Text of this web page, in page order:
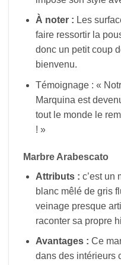
À noter : Les
faire ressortir la
donc un petit coup
bienvenu.
Témoignage : «
Marquina est
tout le monde le
! »
Marbre Arabescato
Attributs : c’est un
blanc mêlé de gris
veinage presque
raconter sa propre
Avantages : Ce
dans des intérieurs